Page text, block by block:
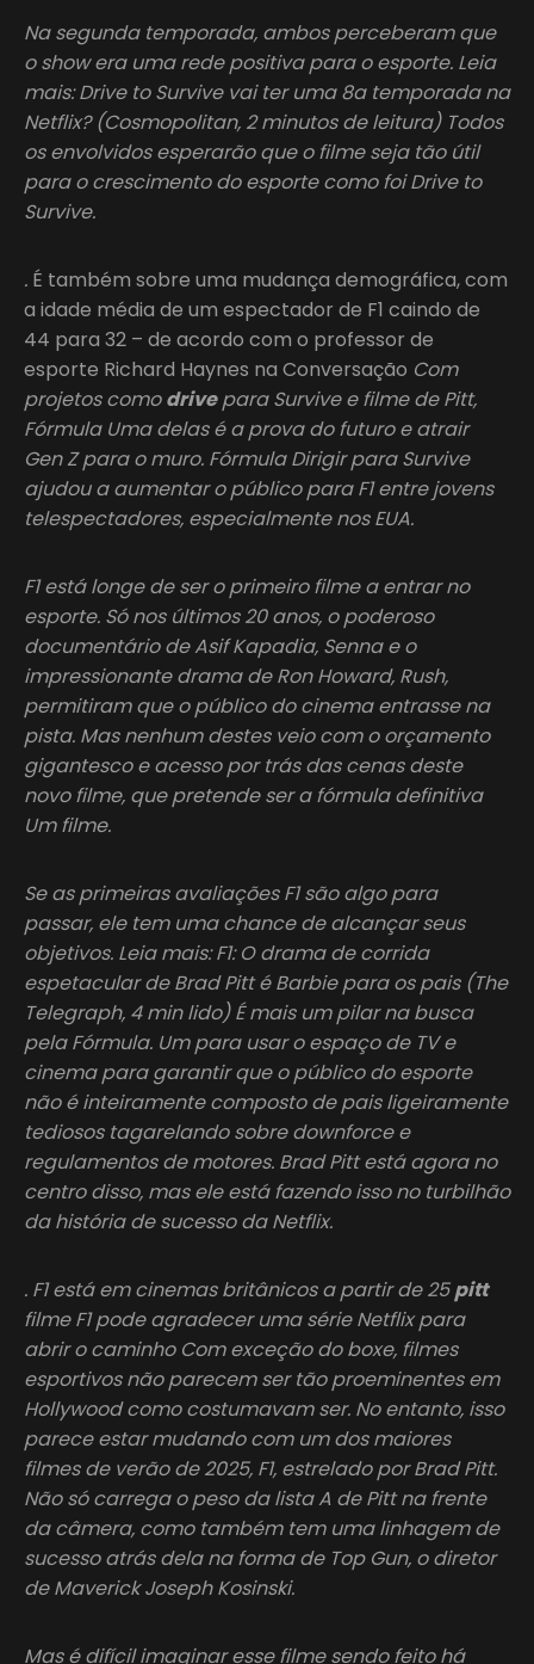
Na segunda temporada, ambos perceberam que
o show era uma rede positiva para o esporte. Leia
mais: Drive to Survive vai ter uma 8a temporada na
Netflix? (Cosmopolitan, 2 minutos de leitura) Todos
os envolvidos esperarão que o filme seja tão útil
para o crescimento do esporte como foi Drive to
Survive.
. É também sobre uma mudança demográfica, com
a idade média de um espectador de F1 caindo de
44 para 32 – de acordo com o professor de
esporte Richard Haynes na Conversação Com
projetos comodrivepara Survive e filme de Pitt,
Fórmula Uma delas é a prova do futuro e atrair
Gen Z para o muro. Fórmula Dirigir para Survive
ajudou a aumentar o público para F1 entre jovens
telespectadores, especialmente nos EUA.
F1 está longe de ser o primeiro filme a entrar no
esporte. Só nos últimos 20 anos, o poderoso
documentário de Asif Kapadia, Senna e o
impressionante drama de Ron Howard, Rush,
permitiram que o público do cinema entrasse na
pista. Mas nenhum destes veio com o orçamento
gigantesco e acesso por trás das cenas deste
novo filme, que pretende ser a fórmula definitiva
Um filme.
Se as primeiras avaliações F1 são algo para
passar, ele tem uma chance de alcançar seus
objetivos. Leia mais: F1: O drama de corrida
espetacular de Brad Pitt é Barbie para os pais (The
Telegraph, 4 min lido) É mais um pilar na busca
pela Fórmula. Um para usar o espaço de TV e
cinema para garantir que o público do esporte
não é inteiramente composto de pais ligeiramente
tediosos tagarelando sobre downforce e
regulamentos de motores. Brad Pitt está agora no
centro disso, mas ele está fazendo isso no turbilhão
da história de sucesso da Netflix.
. F1 está em cinemas britânicos a partir de 25pitt
filme F1 pode agradecer uma série Netflix para
abrir o caminho Com exceção do boxe, filmes
esportivos não parecem ser tão proeminentes em
Hollywood como costumavam ser. No entanto, isso
parece estar mudando com um dos maiores
filmes de verão de 2025, F1, estrelado por Brad Pitt.
Não só carrega o peso da lista A de Pitt na frente
da câmera, como também tem uma linhagem de
sucesso atrás dela na forma de Top Gun, o diretor
de Maverick Joseph Kosinski.
Mas é difícil imaginar esse filme sendo feito há